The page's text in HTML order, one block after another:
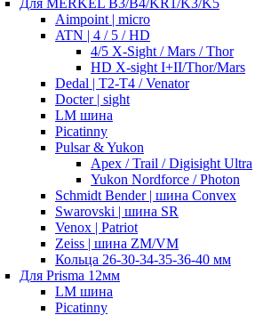
Для MERKEL B3/B4/KR1/K3/K5
Aimpoint | micro
ATN | 4 / 5 / HD
4/5 X-Sight / Mars / Thor
HD X-sight I+II/Thor/Mars
Dedal | T2-T4 / Venator
Docter | sight
LM шина
Picatinny
Pulsar & Yukon
Apex / Trail / Digisight Ultra
Yukon Nordforce / Photon
Schmidt Bender | шина Convex
Swarovski | шина SR
Venox | Patriot
Zeiss | шина ZM/VM
Кольца 26-30-34-35-36-40 мм
Для Prisma 12мм
LM шина
Picatinny